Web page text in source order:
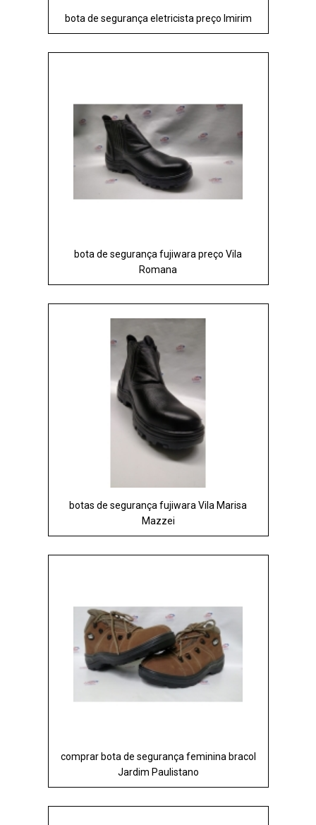
bota de segurança eletricista preço Imirim
bota de segurança fujiwara preço Vila
Romana
botas de segurança fujiwara Vila Marisa
Mazzei
comprar bota de segurança feminina bracol
Jardim Paulistano